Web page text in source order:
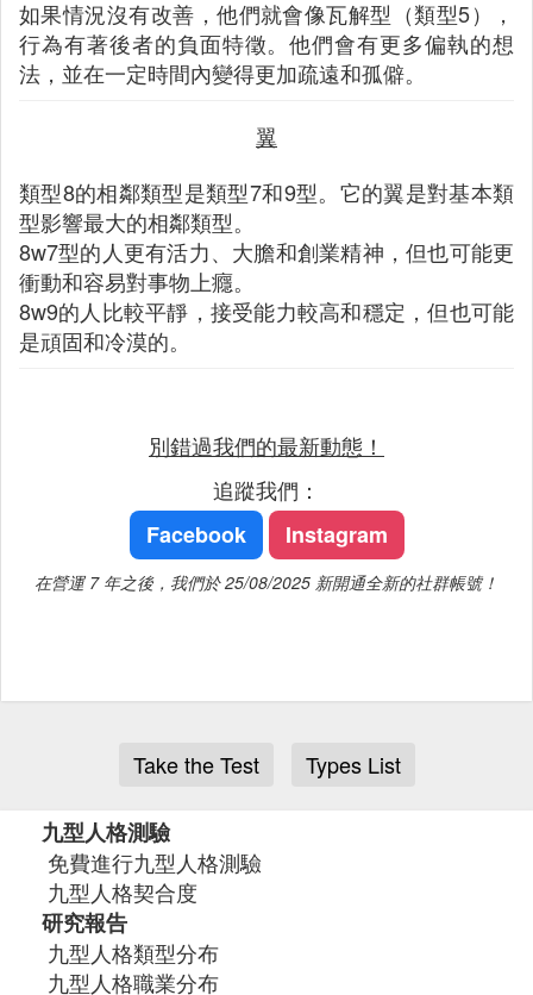
如果情況沒有改善，他們就會像瓦解型（類型5），
行為有著後者的負面特徵。他們會有更多偏執的想
法，並在一定時間內變得更加疏遠和孤僻。
翼
類型8的相鄰類型是類型7和9型。它的翼是對基本類
型影響最大的相鄰類型。
8w7型的人更有活力、大膽和創業精神，但也可能更
衝動和容易對事物上癮。
8w9的人比較平靜，接受能力較高和穩定，但也可能
是頑固和冷漠的。
別錯過我們的最新動態！
追蹤我們：
Facebook
Instagram
在營運 7 年之後，我們於 25/08/2025 新開通全新的社群帳號！
Take the Test Types List
九型人格測驗
免費進行九型人格測驗
九型人格契合度
研究報告
九型人格類型分布
九型人格職業分布